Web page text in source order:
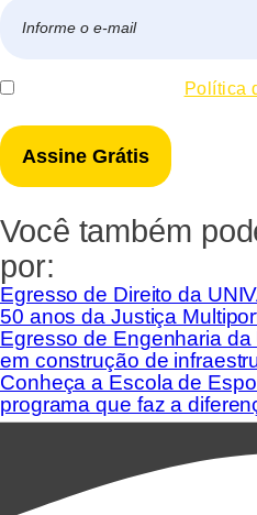
mail
Consentir Política
Você também
por:
Egresso de Direito da
50 anos da Justiça
Egresso de Engenharia
em construção de
Conheça a Escola de
programa que faz a